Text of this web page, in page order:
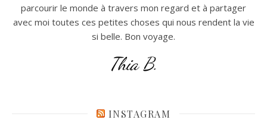
parcourir le monde à travers mon regard et à partager
avec moi toutes ces petites choses qui nous rendent la vie
si belle. Bon voyage.
Thia B.
INSTAGRAM